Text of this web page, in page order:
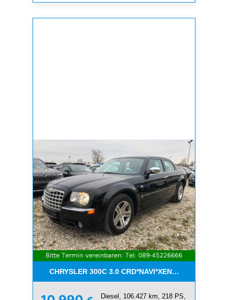
CHRYSLER 300C 3.0
Diesel, 106.427 km, 218 PS,